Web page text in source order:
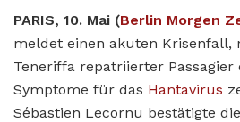
PARIS, 10. Mai (Berlin Morgen
meldet einen akuten Krisenfall,
Teneriffa repatriierter Passagier
Symptome für das Hantavirus
Sébastien Lecornu bestätigte